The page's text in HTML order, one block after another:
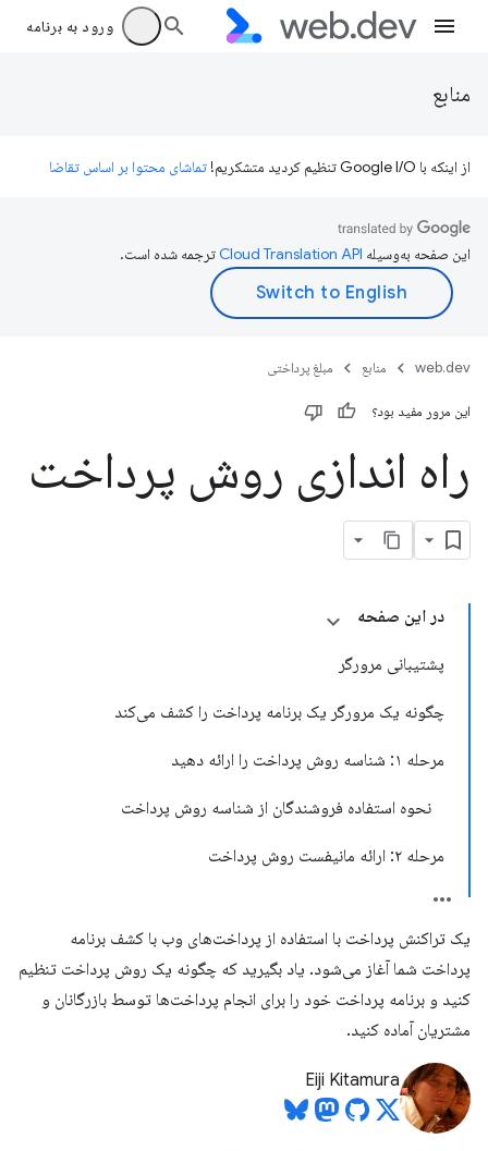
ورود به برنامه
منابع
از اینکه با Google I/O تنظیم کردید متشکریم! تماشای محتوا بر اساس تقاضا
این صفحه به‌وسیله ترجمه شده است.
web.dev منابع مبلغ پرداختی
این مرور مفید بود؟
راه اندازی روش پرداخت
در این صفحه
پشتیبانی مرورگر
چگونه یک مرورگر یک برنامه پرداخت را کشف می‌کند
مرحله ۱: شناسه روش پرداخت را ارائه دهید
نحوه استفاده فروشندگان از شناسه روش پرداخت
مرحله ۲: ارائه مانیفست روش پرداخت
یک تراکنش پرداخت با استفاده از پرداخت‌های وب با کشف برنامه
پرداخت شما آغاز می‌شود. یاد بگیرید که چگونه یک روش پرداخت تنظیم
کنید و برنامه پرداخت خود را برای انجام پرداخت‌ها توسط بازرگانان و
مشتریان آماده کنید.
Eiji Kitamura